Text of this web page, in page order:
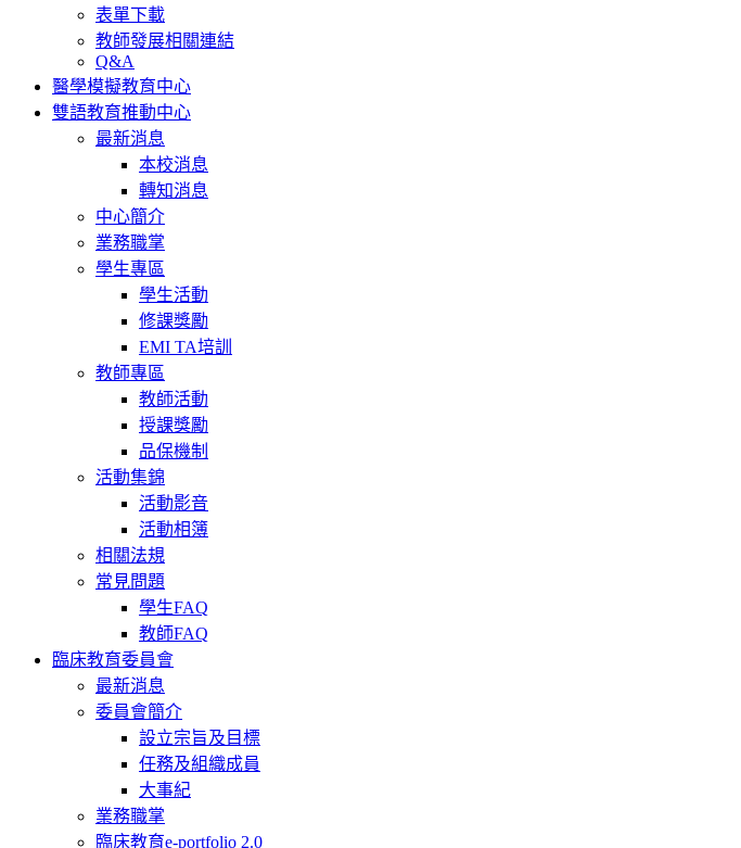
表單下載
教師發展相關連結
Q&A
醫學模擬教育中心
雙語教育推動中心
最新消息
本校消息
轉知消息
中心簡介
業務職掌
學生專區
學生活動
修課獎勵
EMI TA培訓
教師專區
教師活動
授課獎勵
品保機制
活動集錦
活動影音
活動相簿
相關法規
常見問題
學生FAQ
教師FAQ
臨床教育委員會
最新消息
委員會簡介
設立宗旨及目標
任務及組織成員
大事紀
業務職掌
臨床教育e-portfolio 2.0